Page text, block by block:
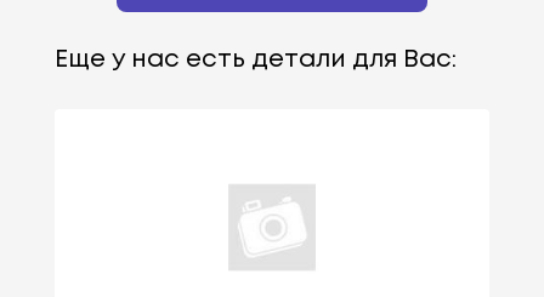
Еще у нас есть детали для Вас: